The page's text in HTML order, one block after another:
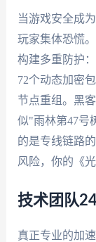
当游戏安全成
玩家集体恐慌
构建多重防护
72个动态加密
节点重组。黑
似"雨林第47号
的是专线链路
风险，你的《
技术团队
真正专业的加